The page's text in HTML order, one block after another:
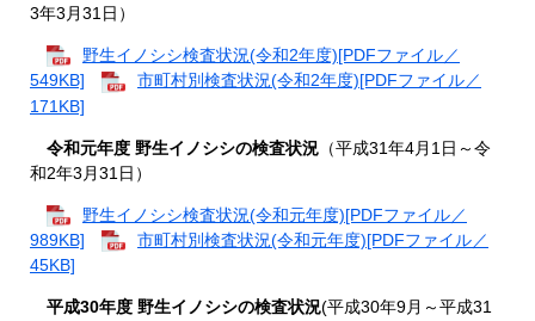
3年3月31日）
野生イノシシ検査状況(令和2年度)[PDFファイル／
549KB]
市町村別検査状況(令和2年度)[PDFファイル／
171KB]
令和元年度 野生イノシシの検査状況 （平成31年4月1日～令
和2年3月31日）
野生イノシシ検査状況(令和元年度)[PDFファイル／
989KB]
市町村別検査状況(令和元年度)[PDFファイル／
45KB]
平成30年度 野生イノシシの検査状況(平成30年9月～平成31